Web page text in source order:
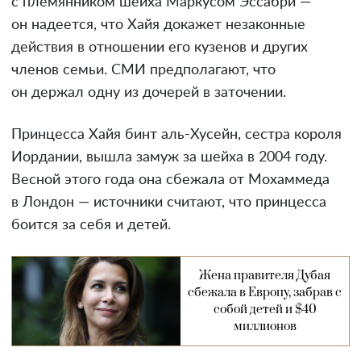
он надеется, что Хайя докажет незаконные
действия в отношении его кузенов и других
членов семьи. СМИ предполагают, что
он держал одну из дочерей в заточении.
Принцесса Хайя бинт аль-Хусейн, сестра короля
Иордании, вышла замуж за шейха в 2004 году.
Весной этого года она сбежала от Мохаммеда
в Лондон — источники считают, что принцесса
боится за себя и детей.
Жена правителя Дубая
сбежала в Европу, забрав с
собой детей и $40
миллионов